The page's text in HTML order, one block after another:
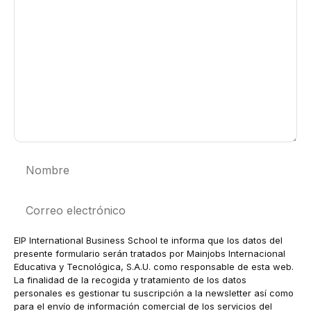
electrónico
EIP International Business School te informa que los datos del
presente formulario serán tratados por Mainjobs Internacional
Educativa y Tecnológica, S.A.U. como responsable de esta web.
La finalidad de la recogida y tratamiento de los datos
personales es gestionar tu suscripción a la newsletter así como
para el envío de información comercial de los servicios del